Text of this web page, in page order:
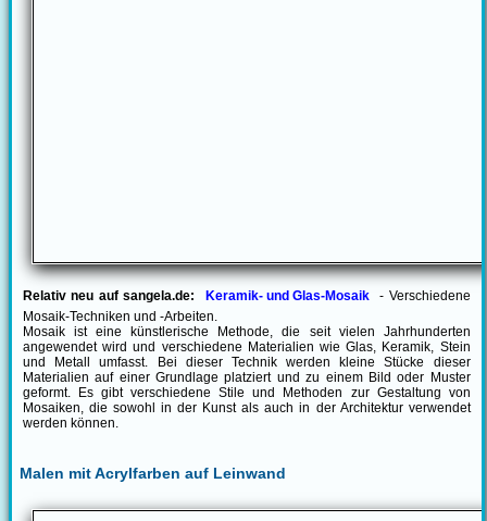
Relativ neu auf sangela.de: Keramik- und Glas-Mosaik
- Verschiedene
Mosaik-Techniken und -Arbeiten.
Mosaik ist eine künstlerische Methode, die seit vielen Jahrhunderten
angewendet wird und verschiedene Materialien wie Glas, Keramik, Stein
und Metall umfasst. Bei dieser Technik werden kleine Stücke dieser
Materialien auf einer Grundlage platziert und zu einem Bild oder Muster
geformt. Es gibt verschiedene Stile und Methoden zur Gestaltung von
Mosaiken, die sowohl in der Kunst als auch in der Architektur verwendet
werden können.
Malen mit Acrylfarben auf Leinwand